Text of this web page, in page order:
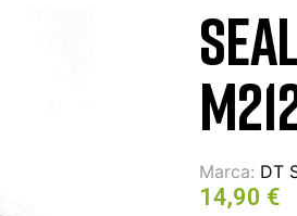
Marca: DT
14,90 €